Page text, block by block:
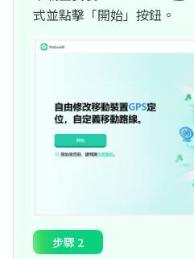
式並點擊「開始」按鈕。
步驟 2